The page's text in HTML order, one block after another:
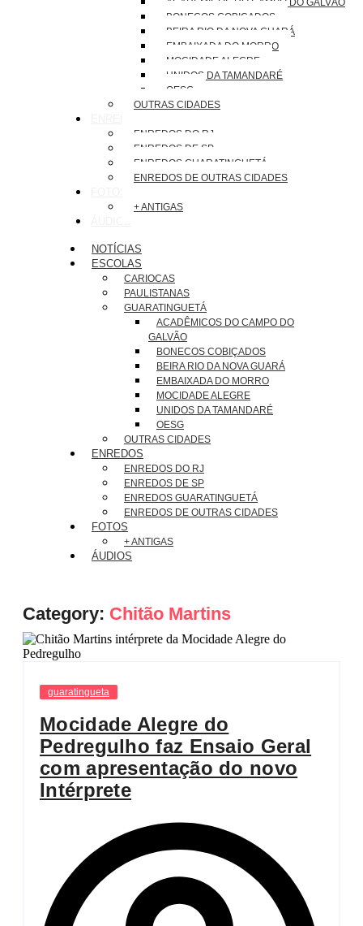
BONECOS COBIÇADOS
BEIRA RIO DA NOVA GUARÁ
EMBAIXADA DO MORRO
MOCIDADE ALEGRE
UNIDOS DA TAMANDARÉ
OESG
OUTRAS CIDADES
ENREDOS DO RJ
ENREDOS DE SP
ENREDOS GUARATINGUETÁ
ENREDOS DE OUTRAS CIDADES
+ ANTIGAS
NOTÍCIAS
ESCOLAS
CARIOCAS
PAULISTANAS
GUARATINGUETÁ
ACADÊMICOS DO CAMPO DO
GALVÃO
BONECOS COBIÇADOS
BEIRA RIO DA NOVA GUARÁ
EMBAIXADA DO MORRO
MOCIDADE ALEGRE
UNIDOS DA TAMANDARÉ
OESG
OUTRAS CIDADES
ENREDOS
ENREDOS DO RJ
ENREDOS DE SP
ENREDOS GUARATINGUETÁ
ENREDOS DE OUTRAS CIDADES
FOTOS
+ ANTIGAS
ÁUDIOS
Category: Chitão Martins
guaratingueta
Mocidade Alegre do
Pedregulho faz Ensaio Geral
com apresentação do novo
Intérprete